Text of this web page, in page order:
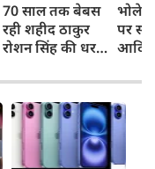
70 साल तक बेबस
रही शहीद ठाकुर
रोशन सिंह की धरती,
मिटा दिया तीन
पीढ़ियों का दर्द
पर